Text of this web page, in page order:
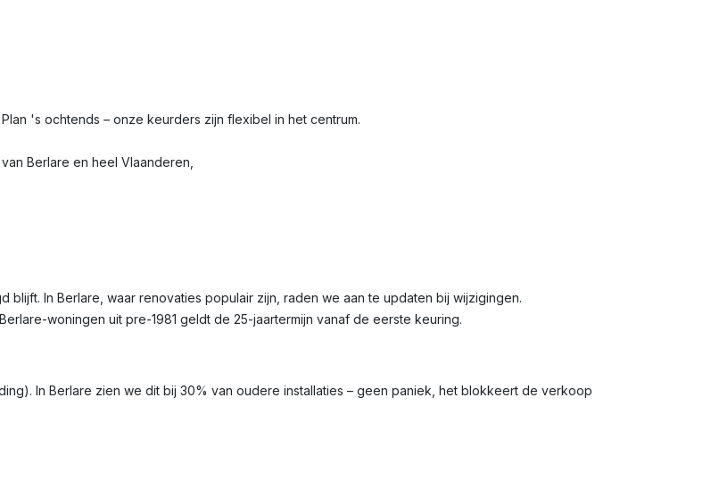
's ochtends – onze keurders zijn flexibel in het centrum.
Berlare en heel Vlaanderen,
blijft. In Berlare, waar renovaties populair zijn, raden we aan te updaten bij wijzigingen.
woningen uit pre-1981 geldt de 25-jaartermijn vanaf de eerste keuring.
In Berlare zien we dit bij 30% van oudere installaties – geen paniek, het blokkeert de verkoop